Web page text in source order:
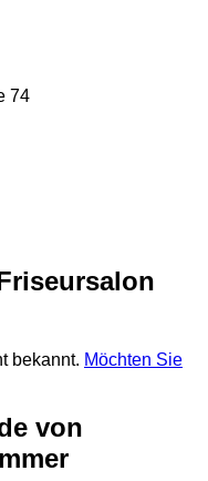
74
bekannt. Möchten Sie
von